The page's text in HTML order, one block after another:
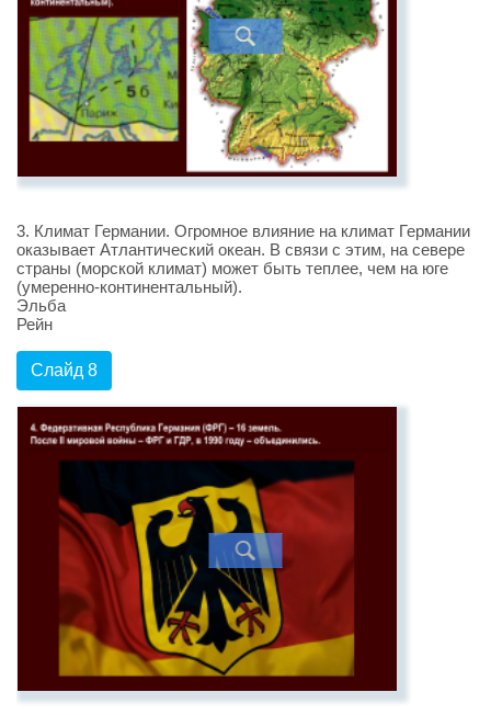
3. Климат Германии. Огромное влияние на климат Германии
оказывает Атлантический океан. В связи с этим, на севере
страны (морской климат) может быть теплее, чем на юге
(умеренно-континентальный).
Эльба
Рейн
Слайд 8